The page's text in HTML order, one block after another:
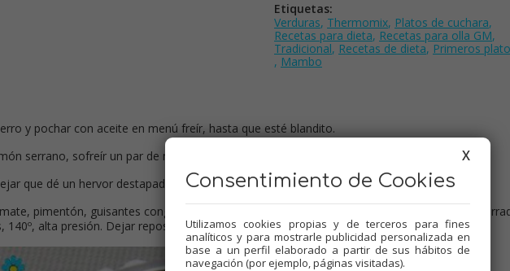
Etiquetas:
Verduras, Thermomix, Platos de cuchara,
Recetas para dieta, Recetas para olla GM,
Tradicional, Recetas de dieta, Primeros
, Mambo
y pochar con aceite en menú freír, hasta que esté blandito.
serrano, sofreír un par de minutos.
que dé un hervor destapado para favorecer la evaporación del alcohol.
pimentón, guisantes congelados, patata, agua, sal y pimienta, remover bien, válvula
140º, alta presión. Dejar reposar unos minutos y servir bien calientes.
X
Consentimiento de Cookies
Utilizamos cookies propias y de terceros para fines
analíticos y para mostrarle publicidad personalizada en
base a un perfil elaborado a partir de sus hábitos de
navegación (por ejemplo, páginas visitadas).